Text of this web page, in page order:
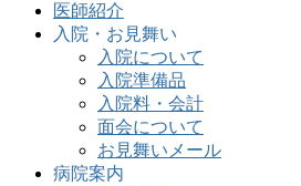
医師紹介
入院・お見舞い
入院について
入院準備品
入院料・会計
面会について
お見舞いメール
病院案内